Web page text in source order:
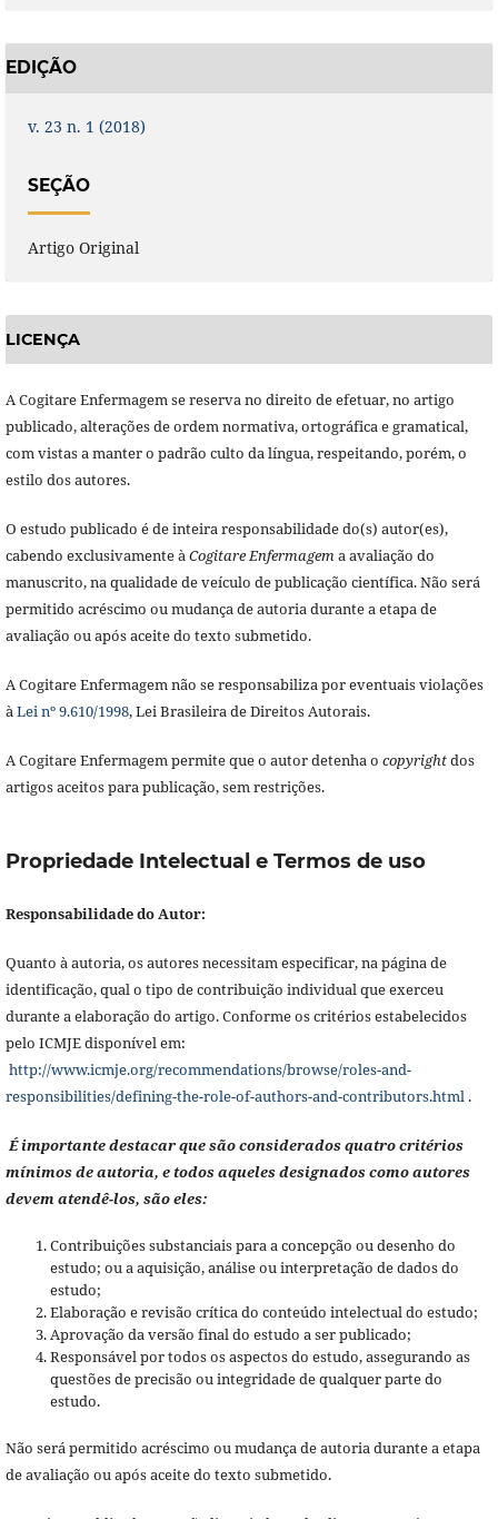
EDIÇÃO
v. 23 n. 1 (2018)
SEÇÃO
Artigo Original
LICENÇA
A Cogitare Enfermagem se reserva no direito de efetuar, no artigo
publicado, alterações de ordem normativa, ortográfica e gramatical,
com vistas a manter o padrão culto da língua, respeitando, porém, o
estilo dos autores.
O estudo publicado é de inteira responsabilidade do(s) autor(es),
cabendo exclusivamente àCogitare Enfermagema avaliação do
manuscrito, na qualidade de veículo de publicação científica. Não será
permitido acréscimo ou mudança de autoria durante a etapa de
avaliação ou após aceite do texto submetido.
A Cogitare Enfermagem não se responsabiliza por eventuais violações
àLei nº 9.610/1998, Lei Brasileira de Direitos Autorais.
A Cogitare Enfermagem permite que o autor detenha o copyrightdos
artigos aceitos para publicação, sem restrições.
Propriedade Intelectual e Termos de uso
Responsabilidade do Autor:
Quanto à autoria, os autores necessitam especificar, na página de
identificação, qual o tipo de contribuição individual que exerceu
durante a elaboração do artigo. Conforme os critérios estabelecidos
pelo ICMJE disponível em:
http://www.icmje.org/recommendations/browse/roles-and-
responsibilities/defining-the-role-of-authors-and-contributors.html.
É importante destacar que são considerados quatro critérios
mínimos de autoria, e todos aqueles designados como autores
devem atendê-los, são eles:
Contribuições substanciais para a concepção ou desenho do
estudo; ou a aquisição, análise ou interpretação de dados do
estudo;
Elaboração e revisão crítica do conteúdo intelectual do estudo;
Aprovação da versão final do estudo a ser publicado;
Responsável por todos os aspectos do estudo, assegurando as
questões de precisão ou integridade de qualquer parte do
estudo.
Não será permitido acréscimo ou mudança de autoria durante a etapa
de avaliação ou após aceite do texto submetido.